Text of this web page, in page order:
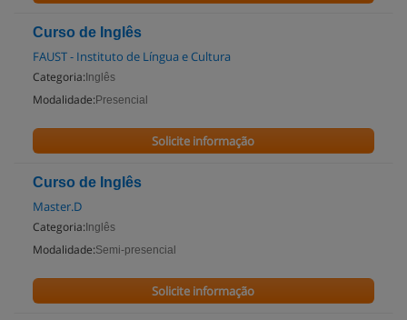
Curso de Inglês
FAUST - Instituto de Língua e Cultura
Categoria: Inglês
Modalidade: Presencial
Solicite informação
Curso de Inglês
Master.D
Categoria: Inglês
Modalidade:Semi-presencial
Solicite informação